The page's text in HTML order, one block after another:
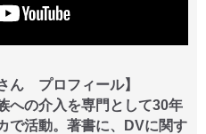
ん プロフィール】
への介入を専門として30年
で活動。著書に、DVに関す